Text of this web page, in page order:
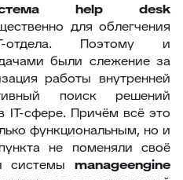
help desk
для облегчения
отдела. Поэтому и
были слежение за
работы внутренней
поиск решений
сфере. Причём всё это
функциональным, но и
не поменяли своё
системы manageengine